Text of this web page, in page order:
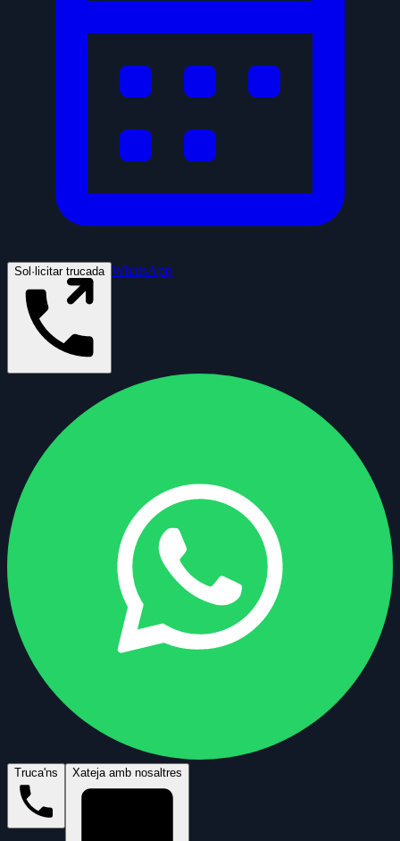
Sol·licitar trucada WhatsApp
Truca'ns Xateja amb nosaltres